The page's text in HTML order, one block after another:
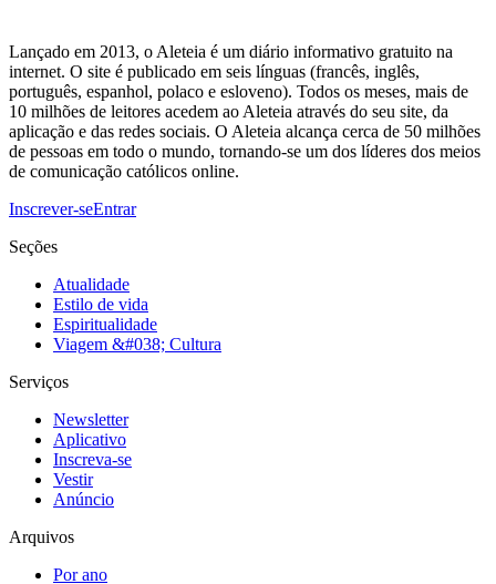
Lançado em 2013, o Aleteia é um diário informativo gratuito na
internet. O site é publicado em seis línguas (francês, inglês,
português, espanhol, polaco e esloveno). Todos os meses, mais de
10 milhões de leitores acedem ao Aleteia através do seu site, da
aplicação e das redes sociais. O Aleteia alcança cerca de 50 milhões
de pessoas em todo o mundo, tornando-se um dos líderes dos meios
de comunicação católicos online.
Inscrever-seEntrar
Seções
Atualidade
Estilo de vida
Espiritualidade
Viagem &#038; Cultura
Serviços
Newsletter
Aplicativo
Inscreva-se
Vestir
Anúncio
Arquivos
Por ano